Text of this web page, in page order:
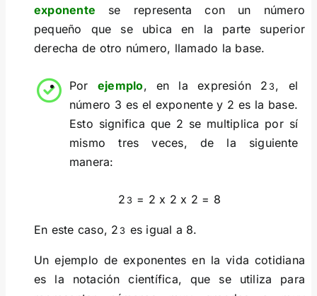
exponente se representa con un número
pequeño que se ubica en la parte superior
derecha de otro número, llamado la base.
Por ejemplo, en la expresión 2 3 , el
número 3 es el exponente y 2 es la base.
Esto significa que 2 se multiplica por sí
mismo tres veces, de la siguiente
manera:
2 3 = 2 x 2 x 2 = 8
En este caso, 2 3 es igual a 8.
Un ejemplo de exponentes en la vida cotidiana
es la notación científica, que se utiliza para